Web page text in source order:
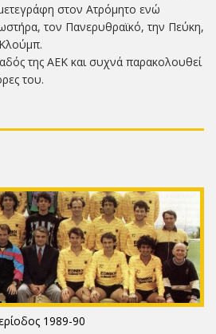
στον Ατρόμητο ενώ
τον Πανερυθραϊκό, την Πεύκη,
της ΑΕΚ και συχνά παρακολουθεί
του.
1989-90